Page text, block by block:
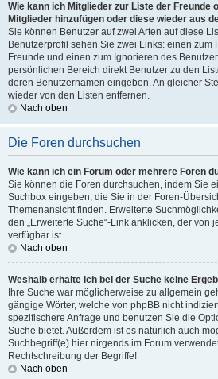
Wie kann ich Mitglieder zur Liste der Freunde
Mitglieder hinzufügen oder diese wieder aus
Sie können Benutzer auf zwei Arten auf diese
Benutzerprofil sehen Sie zwei Links: einen zum
Freunde und einen zum Ignorieren des
persönlichen Bereich direkt Benutzer zu den
deren Benutzernamen eingeben. An gleicher
wieder von den Listen entfernen.
Nach oben
Die Foren durchsuchen
Wie kann ich ein Forum oder mehrere Foren
Sie können die Foren durchsuchen, indem Sie
Suchbox eingeben, die Sie in der Foren-
Themenansicht finden. Erweiterte
den „Erweiterte Suche“-Link anklicken, der von
verfügbar ist.
Nach oben
Weshalb erhalte ich bei der Suche keine
Ihre Suche war möglicherweise zu allgemein
gängige Wörter, welche von phpBB nicht
spezifischere Anfrage und benutzen Sie die
Suche bietet. Außerdem ist es natürlich auch
Suchbegriff(e) hier nirgends im Forum
Rechtschreibung der Begriffe!
Nach oben